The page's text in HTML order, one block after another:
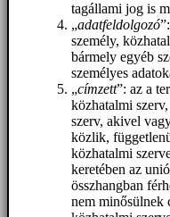
tagállami jog is
„adatfeldolgozó
személy,
bármely egyéb
személyes
„címzett”: az a
közhatalmi
szerv, akivel
közlik,
közhatalmi
keretében az
összhangban
nem minősülnek